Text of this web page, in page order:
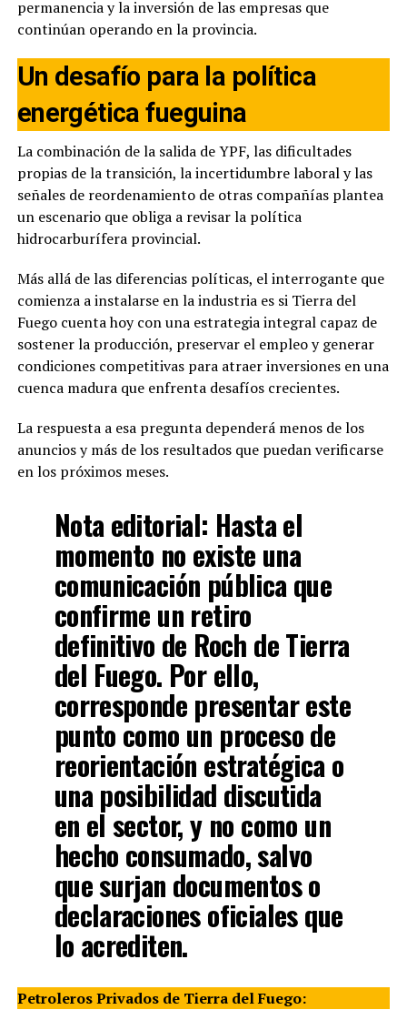
permanencia y la inversión de las empresas que
continúan operando en la provincia.
Un desafío para la política
energética fueguina
La combinación de la salida de YPF, las dificultades
propias de la transición, la incertidumbre laboral y las
señales de reordenamiento de otras compañías plantea
un escenario que obliga a revisar la política
hidrocarburífera provincial.
Más allá de las diferencias políticas, el interrogante que
comienza a instalarse en la industria es si Tierra del
Fuego cuenta hoy con una estrategia integral capaz de
sostener la producción, preservar el empleo y generar
condiciones competitivas para atraer inversiones en una
cuenca madura que enfrenta desafíos crecientes.
La respuesta a esa pregunta dependerá menos de los
anuncios y más de los resultados que puedan verificarse
en los próximos meses.
Nota editorial: Hasta el
momento no existe una
comunicación pública que
confirme un retiro
definitivo de Roch de Tierra
del Fuego. Por ello,
corresponde presentar este
punto como un proceso de
reorientación estratégica o
una posibilidad discutida
en el sector, y no como un
hecho consumado, salvo
que surjan documentos o
declaraciones oficiales que
lo acrediten.
Petroleros Privados de Tierra del Fuego: